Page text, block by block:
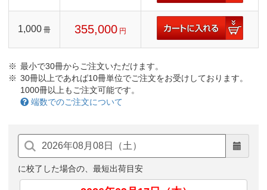
1,000 冊 355,000 円
最小で30冊からご注文いただけます。
30冊以上であれば10冊単位でご注文をお受けしております。
1000冊以上もご注文可能です。
端数でのご注文について
に校了した場合の、最短出荷目安